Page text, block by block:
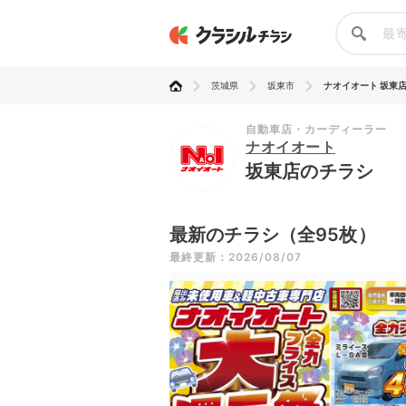
茨城県 坂東市 ナオイオート 坂東店
自動車店・カーディーラー
ナオイオート
坂東店のチラシ
最新のチラシ（全95枚）
最終更新：2026/08/07